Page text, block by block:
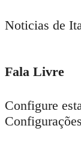
Noticias de
Fala Livre
Configure